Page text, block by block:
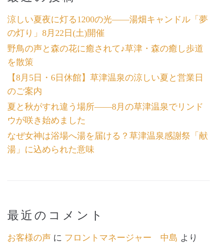
涼しい夏夜に灯る1200の光――湯畑キャンドル「夢
の灯り」8月22日(土)開催
野鳥の声と森の花に癒されて♪草津・森の癒し歩道
を散策
【8月5日・6日休館】草津温泉の涼しい夏と営業日
のご案内
夏と秋がすれ違う場所――8月の草津温泉でリンド
ウが咲き始めました
なぜ女神は浴場へ湯を届ける？草津温泉感謝祭「献
湯」に込められた意味
最近のコメント
お客様の声 に フロントマネージャー 中島 より